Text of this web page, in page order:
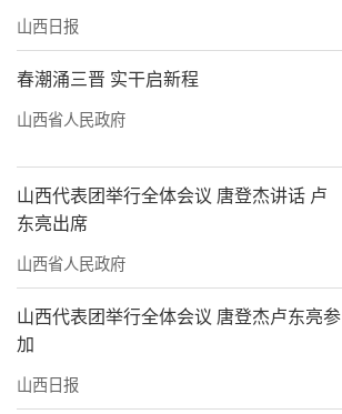
山西日报
春潮涌三晋 实干启新程
山西省人民政府
山西代表团举行全体会议 唐登杰讲话 卢
东亮出席
山西省人民政府
山西代表团举行全体会议 唐登杰卢东亮参
加
山西日报